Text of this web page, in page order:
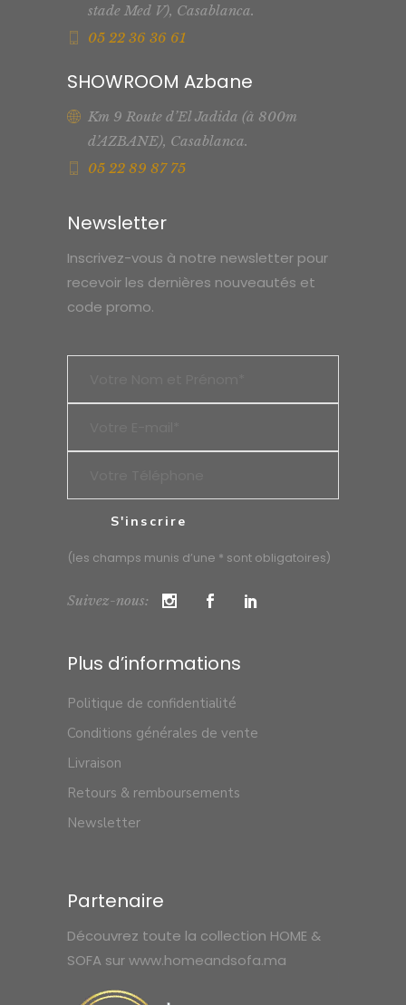
stade Med V), Casablanca.
05 22 36 36 61
SHOWROOM Azbane
Km 9 Route d’El Jadida (à 800m
d’AZBANE), Casablanca.
05 22 89 87 75
Newsletter
Inscrivez-vous à notre newsletter pour
recevoir les dernières nouveautés et
code promo.
(les champs munis d’une * sont obligatoires)
Suivez-nous:
Plus d’informations
Politique de confidentialité
Conditions générales de vente
Livraison
Retours & remboursements
Newsletter
Partenaire
Découvrez toute la collection HOME &
SOFA surwww.homeandsofa.ma